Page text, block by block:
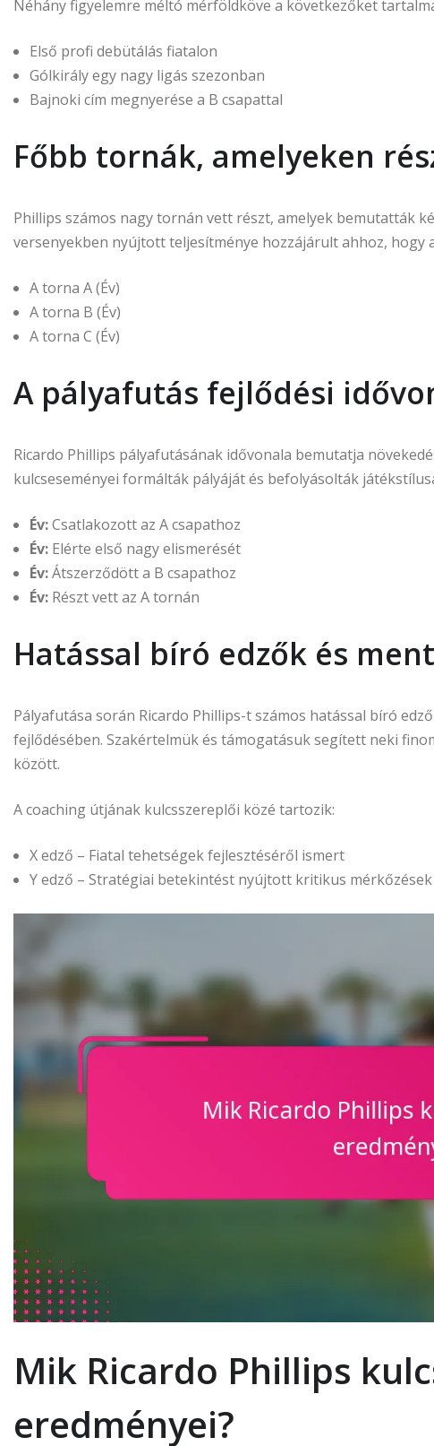
Néhány figyelemre méltó mérföldköve a következőket
Első profi debütálás fiatalon
Gólkirály egy nagy ligás szezonban
Bajnoki cím megnyerése a B csapattal
Főbb tornák, amelyeken
Phillips számos nagy tornán vett részt, amelyek bemutatták
versenyekben nyújtott teljesítménye hozzájárult ahhoz,
A torna A (Év)
A torna B (Év)
A torna C (Év)
A pályafutás fejlődési
Ricardo Phillips pályafutásának idővonala bemutatja
kulcseseményei formálták pályáját és befolyásolták
Év:Csatlakozott az A csapathoz
Év: Elérte első nagy elismerését
Év:Átszerződött a B csapathoz
Év: Részt vett az A tornán
Hatással bíró edzők és
Pályafutása során Ricardo Phillips-t számos hatással bíró
fejlődésében. Szakértelmük és támogatásuk segített neki
között.
A coaching útjának kulcsszereplői közé tartozik:
X edző – Fiatal tehetségek fejlesztéséről ismert
Y edző – Stratégiai betekintést nyújtott kritikus
Mik Ricardo Phillips
eredményei?